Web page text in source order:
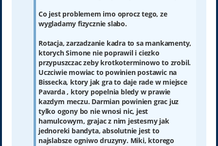
Co jest problemem imo oprocz tego, ze
wygladamy fizycznie slabo.
Rotacja, zarzadzanie kadra to sa mankamenty,
ktorych Simone nie poprawil i ciezko
przypuszczac zeby krotkoterminowo to zrobil.
Uczciwie mowiac to powinien postawic na
Bissecka, ktory jak gra to daje rade w miejsce
Pavarda , ktory popelnia bledy w prawie
kazdym meczu. Darmian powinien grac juz
tylko ogony bo nie wnosi nic, jest
hamulcowym, grajac z nim jestesmy jak
jednoreki bandyta, absolutnie jest to
najslabsze ogniwo druzyny. Miki, ktorego